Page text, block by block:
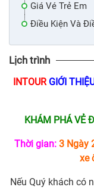
Giá Vé Trẻ Em
Điều Kiện Và
Lịch trình
INTOUR GIỚI
KHÁM PHÁ VẺ
Thời gian: 3 Ngày
xe
Nếu Quý khách có